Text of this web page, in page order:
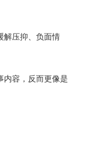
解压抑、负面情
内容，反而更像是